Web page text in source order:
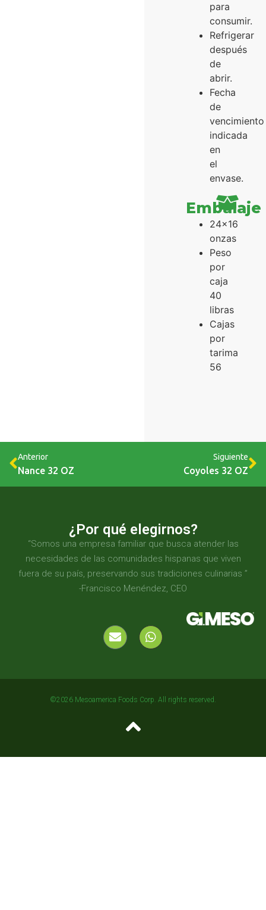
para
consumir.
Refrigerar
después
de
abrir.
Fecha
de
vencimiento
indicada
en
el
envase.
Embalaje
24x16
onzas
Peso
por
caja
40
libras
Cajas
por
tarima
56
Anterior
Nance 32 OZ
Siguiente
Coyoles 32 OZ
¿Por qué elegirnos?
“Somos una empresa familiar que busca atender las
necesidades de las comunidades hispanas que viven
fuera de su país, preservando sus tradiciones culinarias ”
-Francisco Menéndez, CEO
©2026 Mesoamerica Foods Corp. All rights reserved.